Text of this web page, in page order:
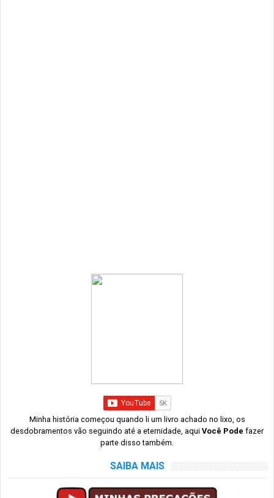
Minha história começou quando li um livro achado no lixo, os
desdobramentos vão seguindo até a eternidade, aqui Você Pode fazer
parte disso também.
SAIBA MAIS